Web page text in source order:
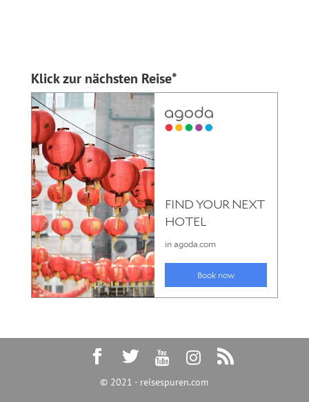
Klick zur nächsten Reise*
© 2021 - reisespuren.com